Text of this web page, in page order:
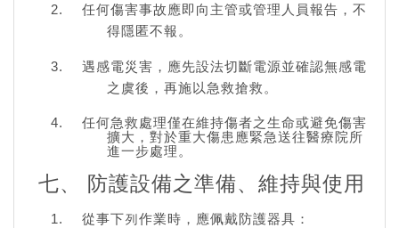
任何傷害事故應即向主管或管理人員報告，不
得隱匿不報。
遇感電災害，應先設法切斷電源並確認無感電
之虞後，再施以急救搶救。
任何急救處理僅在維持傷者之生命或避免傷害
擴大，對於重大傷患應緊急送往醫療院所
進一步處理。
七、 防護設備之準備、維持與使用
從事下列作業時，應佩戴防護器具：